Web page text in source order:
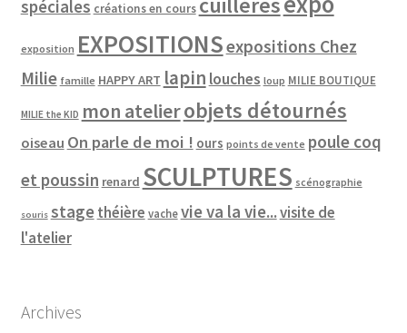
spéciales créations en cours
exposition EXPOSITIONSexpositions Chez
Milie famille HAPPY ART lapin louches loup MILIE BOUTIQUE
MILIE the KID mon atelierobjets détournés
oiseau On parle de moi ! ours points de vente poule coq
et poussin renard SCULPTURES scénographie
souris stagethéière vache vie va la vie...visite de
l'atelier
Archives